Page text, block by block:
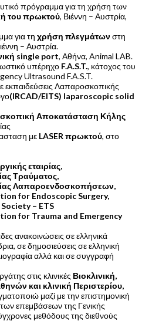
πρόγραμμα για τη χρήση των
του πρωκτού, Βιέννη – Αυστρία,
για τη χρήση πλεγμάτωνστη
– Αυστρία.
single port, Αθήνα, Animal LAB.
υπέρηχο F.A.S.T., κάτοχος του
Ultrasound F.A.S.T.
εκπαιδεύσεις Λαπαροσκοπικής
(IRCAD/EITS) laparoscopic solid
Αποκατάσταση Κήλης
με LASER πρωκτού, στο
εταιρίας,
Τραύματος,
Λαπαροενδοσκοπήσεων,
for Endoscopic Surgery,
– ETS
for Trauma and Emergency
ανακοινώσεις σε ελληνικά
σε δημοσιεύσεις σε ελληνική
αλλά και σε συγγραφή
στις κλινικές Βιοκλινική,
και κλινική Περιστερίου,
μαζί με την επιστημονική
επεμβάσεων της Γενικής
μεθόδους της διεθνούς